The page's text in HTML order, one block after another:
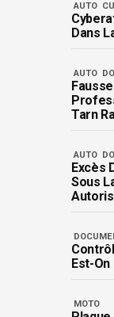
AUTO
Dans
AUTO
Tarn
AUTO
Excès
Sous
Est-On
MOTO